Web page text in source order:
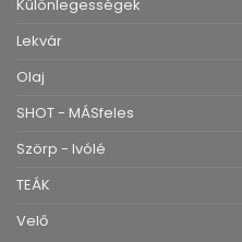
Különlegességek
Lekvár
Olaj
SHOT - MÁSfeles
Szörp - Ivólé
TEÁK
Velő